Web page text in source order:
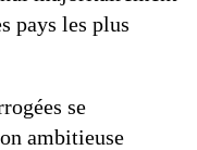
pays les plus
se
ambitieuse